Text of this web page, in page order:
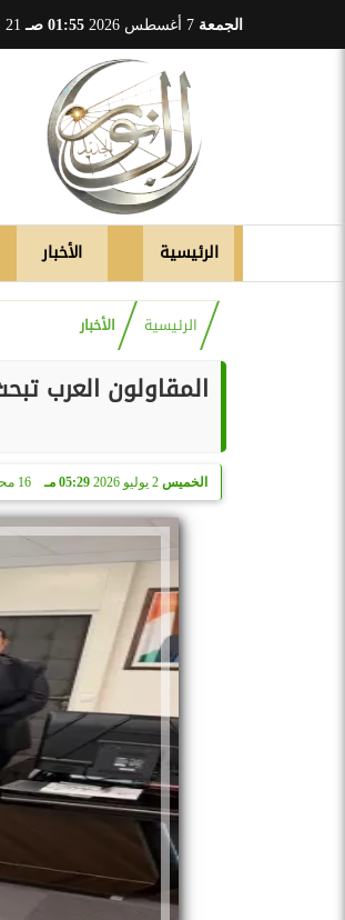
الجمعة 01:55 صـ 21 صفر 1448
الرئيسية الأخبار
الرئيسية الأخبار
المقاولون العرب
الخميس 2 يوليو 2026 05:29 مـ 16 محرّم 1448